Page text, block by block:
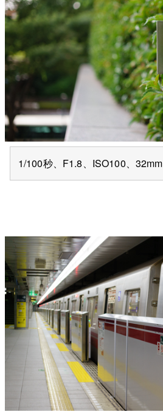
1/100秒、F1.8、ISO100、32mm